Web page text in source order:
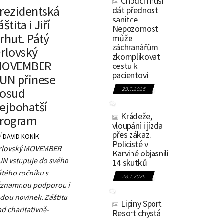
i Jiří
Pátý
přinese
DAVID KONÍK
MOVEMBER
vstupuje do svého
ročníku s
podporou i
novinek. Záštitu
charitativně-
dát přednost
sanitce.
Nepozornost
může
záchranářům
zkomplikovat
cestu k
pacientovi
29.7.2026 0
Krádeže,
vloupání i jízda
přes zákaz.
Policisté v
Karviné objasnili
14 skutků
28.7.2026 0
Lipiny Sport
Resort chystá